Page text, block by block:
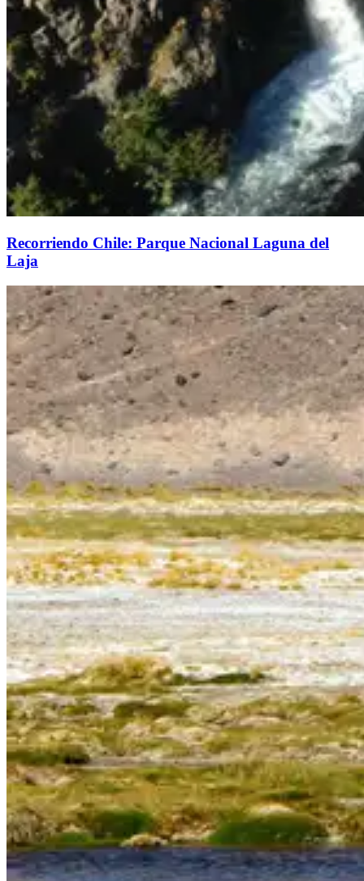
Recorriendo Chile: Parque Nacional Laguna del
Laja